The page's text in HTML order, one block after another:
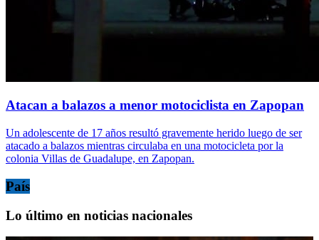
Atacan a balazos a menor motociclista en Zapopan
Un adolescente de 17 años resultó gravemente herido luego de ser
atacado a balazos mientras circulaba en una motocicleta por la
colonia Villas de Guadalupe, en Zapopan.
País
Lo último en noticias nacionales